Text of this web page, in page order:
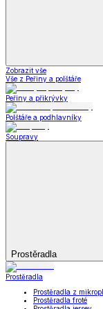
Koupelna
Koupelna
Ručníky a osušky
Koupelnové předložky
Zobrazit vše
Vše z Koupelna
Ručníky a osušky
Koupelnové předložky